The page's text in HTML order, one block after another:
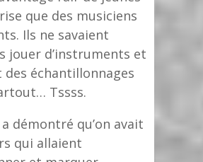
que des musiciens
Ils ne savaient
jouer d’instruments et
des échantillonnages
Tssss.
a démontré qu’on avait
qui allaient